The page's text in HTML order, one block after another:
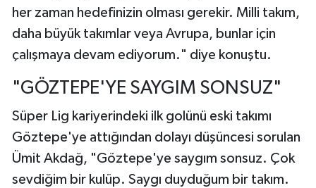
her zaman hedefinizin olması gerekir. Milli takım,
daha büyük takımlar veya Avrupa, bunlar için
çalışmaya devam ediyorum." diye konuştu.
"GÖZTEPE'YE SAYGIM SONSUZ"
Süper Lig kariyerindeki ilk golünü eski takımı
Göztepe'ye attığından dolayı düşüncesi sorulan
Ümit Akdağ, "Göztepe'ye saygım sonsuz. Çok
sevdiğim bir kulüp. Saygı duyduğum bir takım.